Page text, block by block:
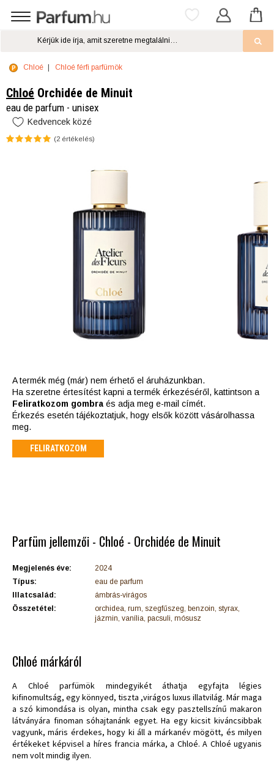
Chloé Chloé férfi parfümök
Chloé Orchidée de Minuit
eau de parfum - unisex
Kedvencek közé
(2 értékelés)
A termék még (már) nem érhető el áruházunkban.
Ha szeretne értesítést kapni a termék érkezéséről, kattintson a
Feliratkozom gombra és adja meg e-mail címét.
Érkezés esetén tájékoztatjuk, hogy elsők között vásárolhassa
meg.
FELIRATKOZOM
Parfüm jellemzői - Chloé - Orchidée de Minuit
Megjelenés éve:
2024
Típus:
eau de parfum
Illatcsalád:
ámbrás-virágos
Összetétel:
orchidea, rum, szegfűszeg, benzoin, styrax,
jázmin, vanília, pacsuli, mósusz
Chloé márkáról
A Chloé parfümök mindegyikét áthatja egyfajta légies
kifinomultság, egy könnyed, tiszta ,virágos luxus illatvilág. Már maga
a szó kimondása is olyan, mintha csak egy pasztellszínű makaron
látványára finoman sóhajtanánk egyet. Ha egy kicsit kiváncsibbak
vagyunk, máris érdekes, hogy ki áll a márkanév mögött, és milyen
értékeket képvisel a híres francia márka, a Chloé. A Chloé ugyanis
nem volt mindig ilyen.